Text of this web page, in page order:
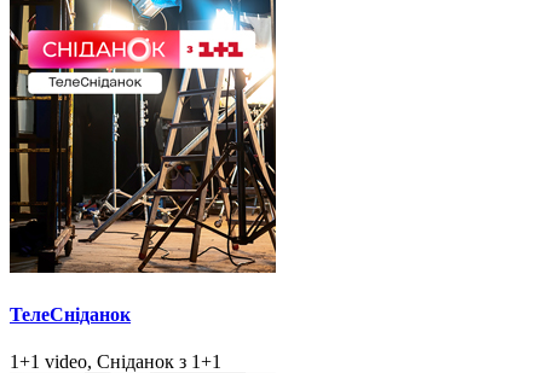
ТелеСніданок
1+1 video, Сніданок з 1+1